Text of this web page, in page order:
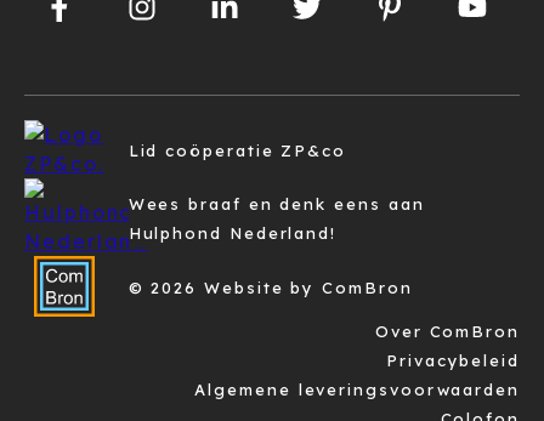
Lid coöperatie ZP&co
Wees braaf en denk eens aan
Hulphond Nederland!
© 2026 Website by ComBron
Over ComBron
Privacybeleid
Algemene leveringsvoorwaarden